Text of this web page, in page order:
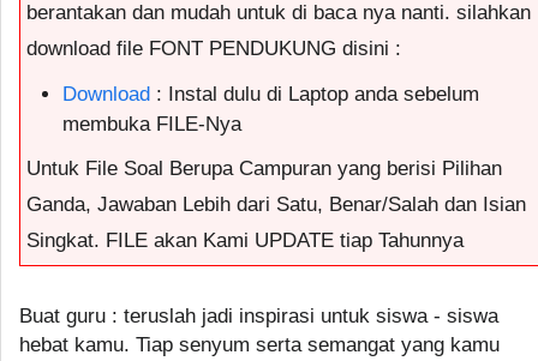
berantakan dan mudah untuk di baca nya nanti. silahkan
download file FONT PENDUKUNG disini :
Download : Instal dulu di Laptop anda sebelum
membuka FILE-Nya
Untuk File Soal Berupa Campuran yang berisi Pilihan
Ganda, Jawaban Lebih dari Satu, Benar/Salah dan Isian
Singkat. FILE akan Kami UPDATE tiap Tahunnya
Buat guru : teruslah jadi inspirasi untuk siswa - siswa
hebat kamu. Tiap senyum serta semangat yang kamu